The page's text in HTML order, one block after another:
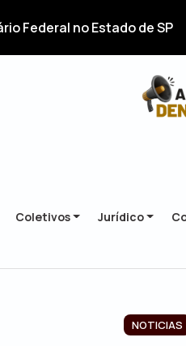
Federal no Estado de SP
Coletivos Jurídico
NOTICIAS